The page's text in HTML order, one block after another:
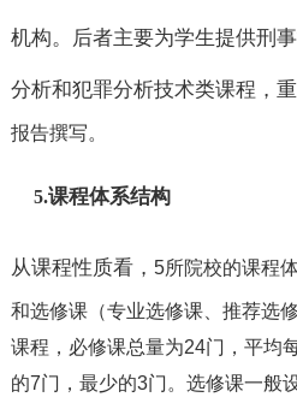
机构。后者主要为学生提供刑
分析和犯罪分析技术类课程，
报告撰写。
5.课程体系结构
从课程性质看， 5所院校的课程
和选修课（专业选修课、推荐选修
课程，必修课总量为24门，平均
的7门，最少的3门。选修课一般